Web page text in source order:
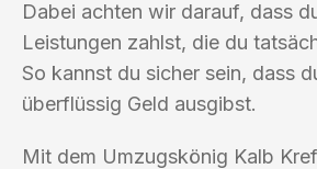
Dabei achten wir darauf, dass
Leistungen zahlst, die du
So kannst du sicher sein, dass
überflüssig Geld ausgibst.
Mit dem Umzugskönig Kalb